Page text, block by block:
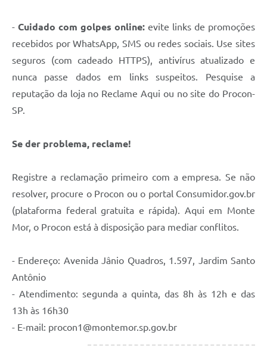
- Cuidado com golpes online: evite links de promoções
recebidos por WhatsApp, SMS ou redes sociais. Use sites
seguros (com cadeado HTTPS), antivírus atualizado e
nunca passe dados em links suspeitos. Pesquise a
reputação da loja no Reclame Aqui ou no site do Procon-
SP.
Se der problema, reclame!
Registre a reclamação primeiro com a empresa. Se não
resolver, procure o Procon ou o portal Consumidor.gov.br
(plataforma federal gratuita e rápida). Aqui em Monte
Mor, o Procon está à disposição para mediar conflitos.
- Endereço: Avenida Jânio Quadros, 1.597, Jardim Santo
Antônio
- Atendimento: segunda a quinta, das 8h às 12h e das
13h às 16h30
- E-mail: procon1@montemor.sp.gov.br